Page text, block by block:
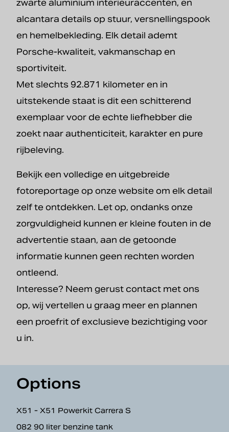
zwarte aluminium interieuraccenten, en
alcantara details op stuur, versnellingspook
en hemelbekleding. Elk detail ademt
Porsche-kwaliteit, vakmanschap en
sportiviteit.
Met slechts 92.871 kilometer en in
uitstekende staat is dit een schitterend
exemplaar voor de echte liefhebber die
zoekt naar authenticiteit, karakter en pure
rijbeleving.
Bekijk een volledige en uitgebreide
fotoreportage op onze website om elk detail
zelf te ontdekken. Let op, ondanks onze
zorgvuldigheid kunnen er kleine fouten in de
advertentie staan, aan de getoonde
informatie kunnen geen rechten worden
ontleend.
Interesse? Neem gerust contact met ons
op, wij vertellen u graag meer en plannen
een proefrit of exclusieve bezichtiging voor
u in.
Options
X51 - X51 Powerkit Carrera S
082 90 liter benzine tank